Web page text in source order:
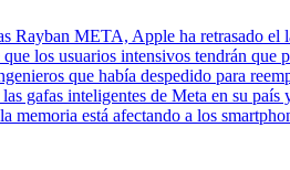
Rayban META, Apple ha retrasado el
los usuarios intensivos tendrán que
que había despedido para
gafas inteligentes de Meta en su país
memoria está afectando a los